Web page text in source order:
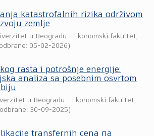
katastrofalnih rizika održivom
zemlje
u Beogradu - Ekonomski fakultet,
05-02-2026)
rasta i potrošnje energije:
analiza sa posebnim osvrtom
u Beogradu - Ekonomski fakultet,
30-09-2025)
transfernih cena па